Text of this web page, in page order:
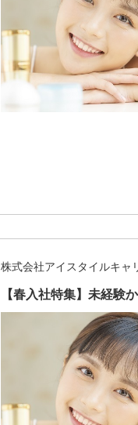
株式会社アイスタイルキャ
【春入社特集】未経験